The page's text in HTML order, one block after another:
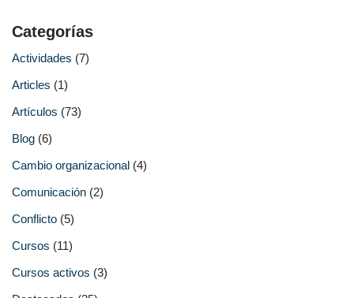
Categorías
Actividades (7)
Articles (1)
Artículos (73)
Blog (6)
Cambio organizacional (4)
Comunicación (2)
Conflicto (5)
Cursos (11)
Cursos activos (3)